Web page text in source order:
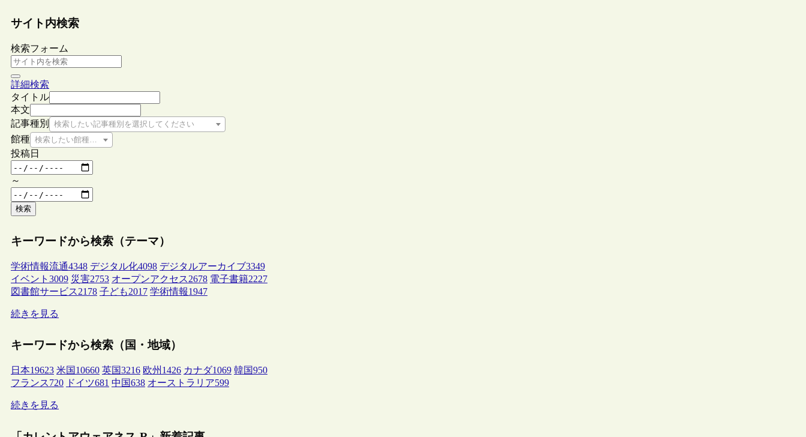
サイト内検索
検索フォーム
詳細検索
タイトル
本文
記事種別
検索したい記事種別を選択してください
館種 検索したい館種を選択してください
投稿日
～
検索
キーワードから検索（テーマ）
学術情報流通4348 デジタル化4098 デジタルアーカイブ3349
イベント 3009 災害2753 オープンアクセス2678 電子書籍2227
図書館サービス2178 子ども2017 学術情報1947
続きを見る
キーワードから検索（国・地域）
日本19623 米国 10660 英国3216 欧州 1426 カナダ1069 韓国950
フランス720 ドイツ681 中国638 オーストラリア599
続きを見る